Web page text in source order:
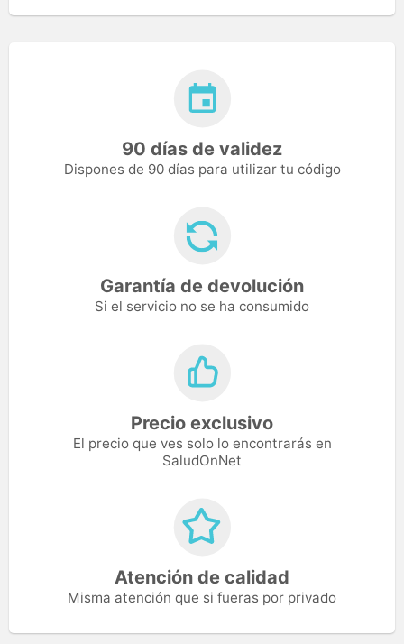
90 días de validez
Dispones de 90 días para utilizar tu código
Garantía de devolución
Si el servicio no se ha consumido
Precio exclusivo
El precio que ves solo lo encontrarás en
SaludOnNet
Atención de calidad
Misma atención que si fueras por privado